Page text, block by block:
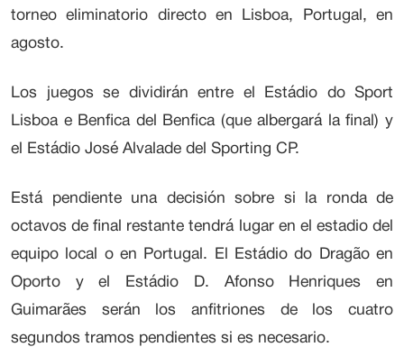
torneo eliminatorio directo en Lisboa, Portugal, en
agosto.
Los juegos se dividirán entre el Estádio do Sport
Lisboa e Benfica del Benfica (que albergará la final) y
el Estádio José Alvalade del Sporting CP.
Está pendiente una decisión sobre si la ronda de
octavos de final restante tendrá lugar en el estadio del
equipo local o en Portugal. El Estádio do Dragão en
Oporto y el Estádio D. Afonso Henriques en
Guimarães serán los anfitriones de los cuatro
segundos tramos pendientes si es necesario.